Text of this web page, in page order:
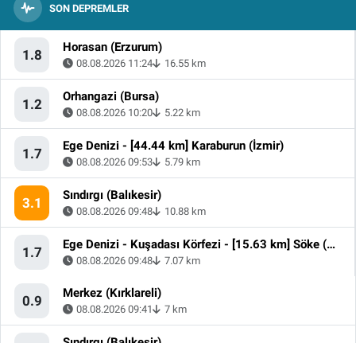
SON DEPREMLER
1.8 Horasan (Erzurum)
08.08.2026 11:24 16.55 km
1.2 Orhangazi (Bursa)
08.08.2026 10:20 5.22 km
1.7 Ege Denizi - [44.44 km] Karaburun (İzmir)
08.08.2026 09:53 5.79 km
3.1 Sındırgı (Balıkesir)
08.08.2026 09:48 10.88 km
1.7 Ege Denizi - Kuşadası Körfezi - [15.63 km] Söke (Aydın)
08.08.2026 09:48 7.07 km
0.9 Merkez (Kırklareli)
08.08.2026 09:41 7 km